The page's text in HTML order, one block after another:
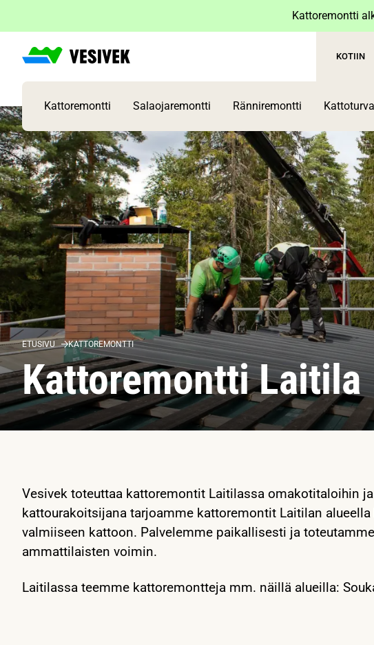
Kattoremontti
KOTIIN
Kattoremontti Salaojaremontti Ränniremontti
ETUSIVU KATTOREMONTTI
Kattoremontti Laitila
Vesivek toteuttaa kattoremontit Laitilassa omakotitaloihin
kattourakoitsijana tarjoamme kattoremontit Laitilan
valmiiseen kattoon. Palvelemme paikallisesti ja
ammattilaisten voimin.
Laitilassa teemme kattoremontteja mm. näillä alueilla: